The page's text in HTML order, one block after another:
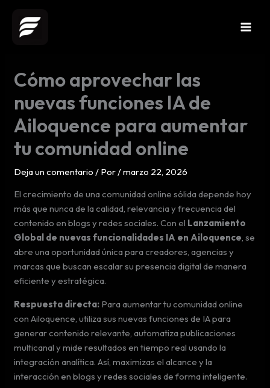
contenido
Cómo aprovechar las
nuevas funciones IA de
Ailoquence para aumentar
tu comunidad online
Deja un comentario / Por /marzo 22, 2026
El crecimiento de una comunidad online sólida depende hoy
más que nunca de la calidad, relevancia y frecuencia del
contenido en blogs y redes sociales. Con el Lanzamiento
Global de nuevas funcionalidades IA en Ailoquence , se
abre una oportunidad única para creadores, agencias y
marcas que buscan escalar su presencia digital de manera
eficiente y estratégica.
Respuesta directa: Para aumentar tu comunidad online
con Ailoquence, utiliza sus nuevas funciones de IA para
generar contenido relevante, automatiza publicaciones
multicanal y mide resultados en tiempo real usando la
integración analítica. Así, maximizas el alcance y la
interacción en blogs y redes sociales de forma inteligente.